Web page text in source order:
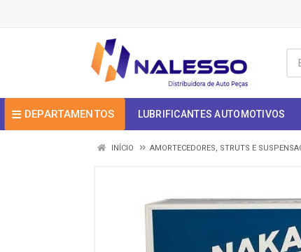
DEPARTAMENTOS LUBRIFICANTES AUTOMOTIVOS
INÍCIO AMORTECEDORES, STRUTS E